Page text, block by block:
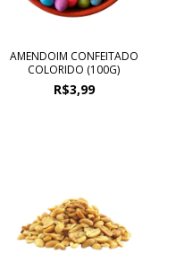
AMENDOIM CONFEITADO
COLORIDO (100G)
R$3,99